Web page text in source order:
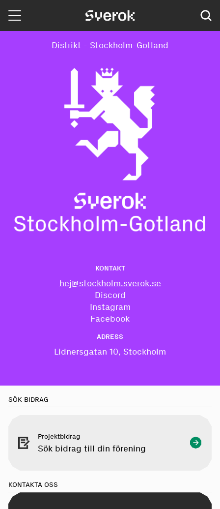
Sverok
Distrikt - Stockholm-Gotland
KONTAKT
hej@stockholm.sverok.se
Discord
Instagram
Facebook
ADRESS
Lidnersgatan 10, Stockholm
SÖK BIDRAG
Projektbidrag
Sök bidrag till din förening
KONTAKTA OSS